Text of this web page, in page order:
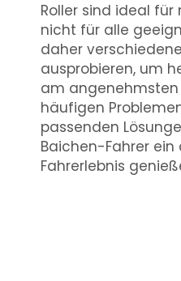
Roller sind ideal
nicht für alle
daher
ausprobieren, um
am angenehmsten
häufigen
passenden
Baichen-Fahrer
Fahrerlebnis